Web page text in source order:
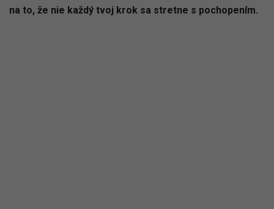
na to, že nie každý tvoj krok sa stretne s pochopením.